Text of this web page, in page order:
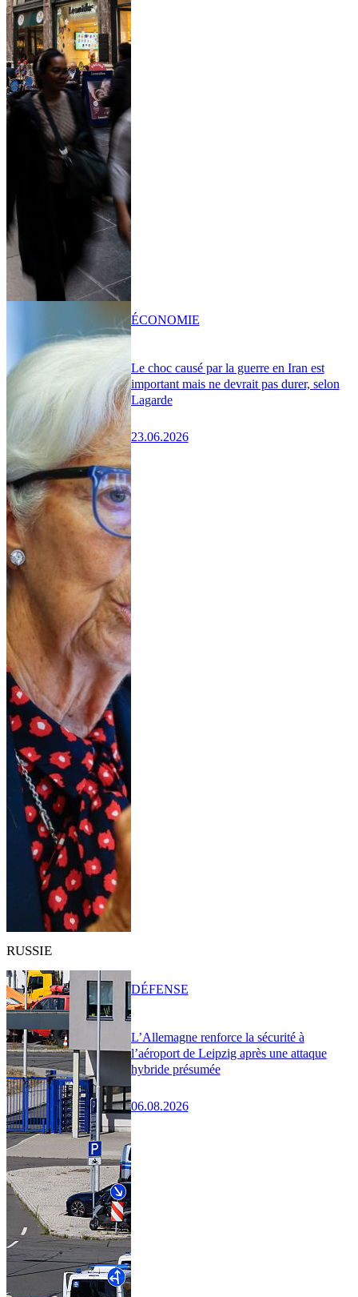
Le choc causé par la guerre en Iran est
important mais ne devrait pas durer, selon
Lagarde
23.06.2026
ÉCONOMIE
RUSSIE
L’Allemagne renforce la sécurité à
l’aéroport de Leipzig après une attaque
hybride présumée
06.08.2026
DÉFENSE